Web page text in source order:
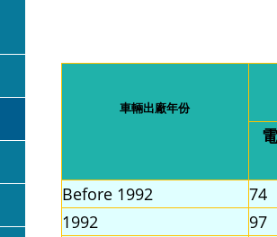
車輛出廠年份
Before 1992 74
1992
97